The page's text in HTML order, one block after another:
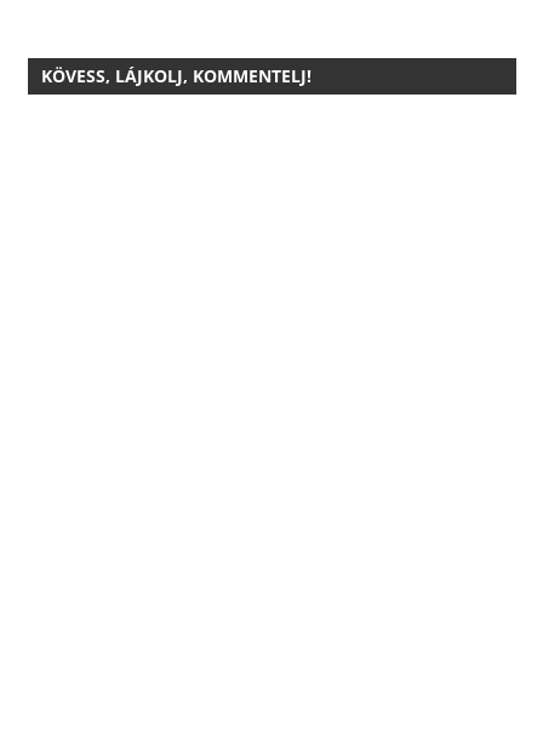
KÖVESS, LÁJKOLJ, KOMMENTELJ!